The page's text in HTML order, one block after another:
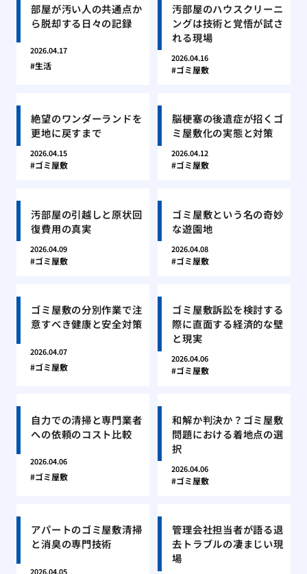
部屋が汚い人の共通点か
ら脱却する日々の記録
2026.04.17
生活
汚部屋のハウスクリーニ
ングは技術と覚悟が試さ
れる現場
2026.04.16
ゴミ屋敷
絶望のワンダーランドを
更地に戻すまで
2026.04.15
ゴミ屋敷
脳梗塞の後遺症が招くゴ
ミ屋敷化の実態と対策
2026.04.12
ゴミ屋敷
汚部屋の引越しと原状回
復費用の真実
2026.04.09
ゴミ屋敷
ゴミ屋敷という名の奇妙
な遊園地
2026.04.08
ゴミ屋敷
ゴミ屋敷の分別作業で注
意すべき健康と安全対策
2026.04.07
ゴミ屋敷
ゴミ屋敷訴訟を検討する
際に直面する経済的な壁
と現実
2026.04.06
ゴミ屋敷
自力での清掃と専門業者
への依頼のコスト比較
2026.04.06
ゴミ屋敷
和解か判決か？ゴミ屋敷
問題における着地点の選
択
2026.04.06
ゴミ屋敷
アパートのゴミ屋敷清掃
と消臭の専門技術
2026.04.05
管理会社担当者が語る退
去トラブルの凄まじい現
場